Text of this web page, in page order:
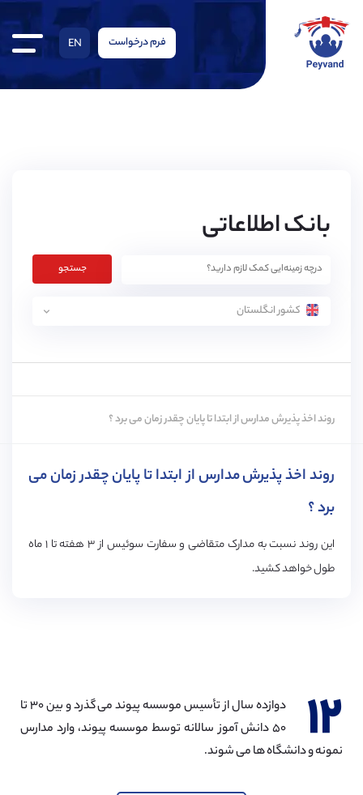
فرم درخواست EN
بانک اطلاعاتی
جستجو
کشور انگلستان
روند اخذ پذیرش مدارس از ابتدا تا پایان چقدر زمان می برد ؟
روند اخذ پذیرش مدارس از ابتدا تا پایان چقدر زمان می
برد ؟
این روند نسبت به مدارک متقاضی و سفارت سوئیس از ۳ هفته تا ۱ ماه
ﻃﻮﻝ خواهد کشید.
۱۲
دوازده سال از تأسیس موسسه پیوند می گذرد و بین ۳۰ تا
۵۰ دانش آموز سالانه توسط موسسه پیوند، وارد مدارس
نمونه و دانشگاه ها می شوند.